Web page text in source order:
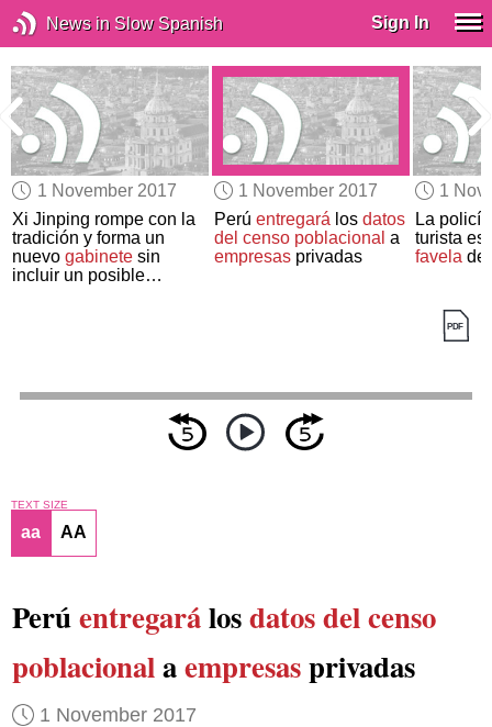
News in Slow Spanish Sign In
1 November 2017
Xi Jinping rompe con la
tradición y forma un
nuevogabinete sin
incluir un posible
1 November 2017
Perú entregarálos datos
del censo poblacional a
empresasprivadas
1
La
turista
favelade
TEXT SIZE
aa AA
Perúentregarálosdatos del censo
poblacionalaempresasprivadas
1 November 2017